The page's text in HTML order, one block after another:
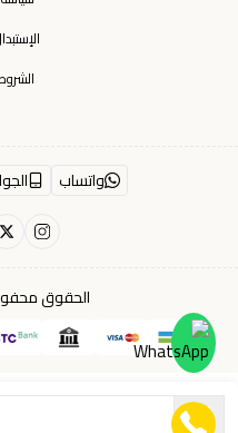
واتساب
الحقوق محفوظة